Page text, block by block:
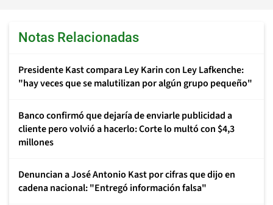
Notas Relacionadas
Presidente Kast compara Ley Karin con Ley Lafkenche:
"hay veces que se malutilizan por algún grupo pequeño"
Banco confirmó que dejaría de enviarle publicidad a
cliente pero volvió a hacerlo: Corte lo multó con $4,3
millones
Denuncian a José Antonio Kast por cifras que dijo en
cadena nacional: "Entregó información falsa"